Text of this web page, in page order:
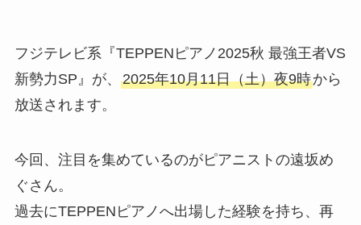
フジテレビ系『TEPPENピアノ2025秋 最強王者VS
新勢力SP』が、 2025年10月11日（土）夜9時から
放送されます。
今回、注目を集めているのがピアニストの遠坂め
ぐさん。
過去にTEPPENピアノへ出場した経験を持ち、再